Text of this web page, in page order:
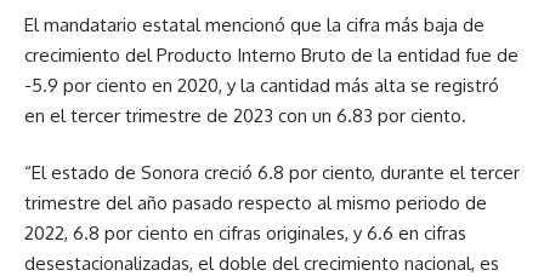
El mandatario estatal mencionó que la cifra más baja de
crecimiento del Producto Interno Bruto de la entidad fue de
-5.9 por ciento en 2020, y la cantidad más alta se registró
en el tercer trimestre de 2023 con un 6.83 por ciento.
“El estado de Sonora creció 6.8 por ciento, durante el tercer
trimestre del año pasado respecto al mismo periodo de
2022, 6.8 por ciento en cifras originales, y 6.6 en cifras
desestacionalizadas, el doble del crecimiento nacional, es